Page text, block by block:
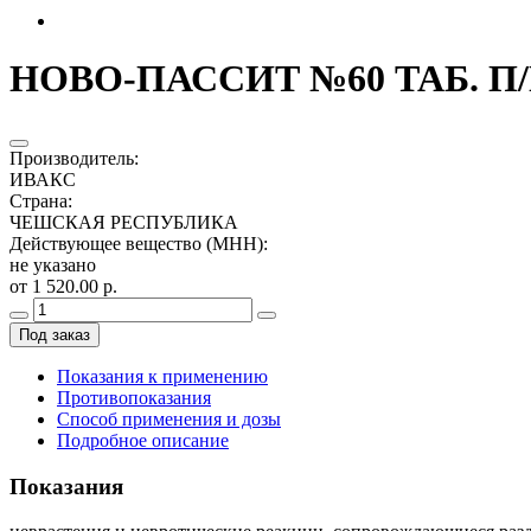
НОВО-ПАССИТ №60 ТАБ.
Производитель:
ИВАКС
Страна:
ЧЕШСКАЯ РЕСПУБЛИКА
Действующее вещество (МНН):
не указано
от 1 520.00 р.
Под заказ
Показания к применению
Противопоказания
Способ применения и дозы
Подробное описание
Показания